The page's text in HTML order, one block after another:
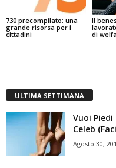
730 precompilato: una
grande risorsa per i
cittadini
Il
di
ULTIMA SETTIMANA
Vuoi Piedi
Celeb
Agosto 30,